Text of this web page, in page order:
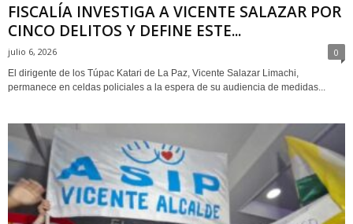
FISCALÍA INVESTIGA A VICENTE SALAZAR POR
CINCO DELITOS Y DEFINE ESTE...
julio 6, 2026 0
El dirigente de los Túpac Katari de La Paz, Vicente Salazar Limachi,
permanece en celdas policiales a la espera de su audiencia de medidas...